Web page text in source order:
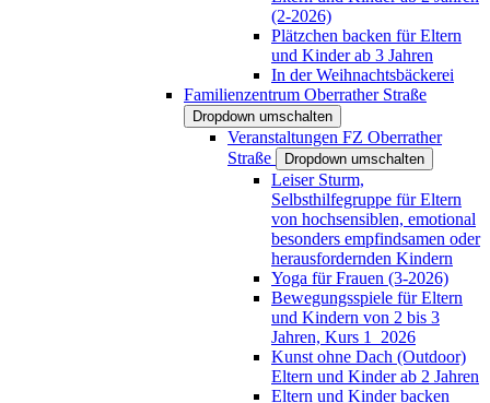
(2-2026)
Plätzchen backen für Eltern
und Kinder ab 3 Jahren
In der Weihnachtsbäckerei
Familienzentrum Oberrather Straße
Dropdown umschalten
Veranstaltungen FZ Oberrather
Straße
Dropdown umschalten
Leiser Sturm,
Selbsthilfegruppe für Eltern
von hochsensiblen, emotional
besonders empfindsamen oder
herausfordernden Kindern
Yoga für Frauen (3-2026)
Bewegungsspiele für Eltern
und Kindern von 2 bis 3
Jahren, Kurs 1_2026
Kunst ohne Dach (Outdoor)
Eltern und Kinder ab 2 Jahren
Eltern und Kinder backen